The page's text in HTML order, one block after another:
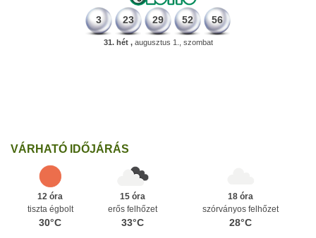
3 23 29 52 56
31. hét ,augusztus 1., szombat
VÁRHATÓ IDŐJÁRÁS
12 óra
tiszta égbolt
30°C
15 óra
erős felhőzet
33°C
18 óra
szórványos felhőzet
28°C